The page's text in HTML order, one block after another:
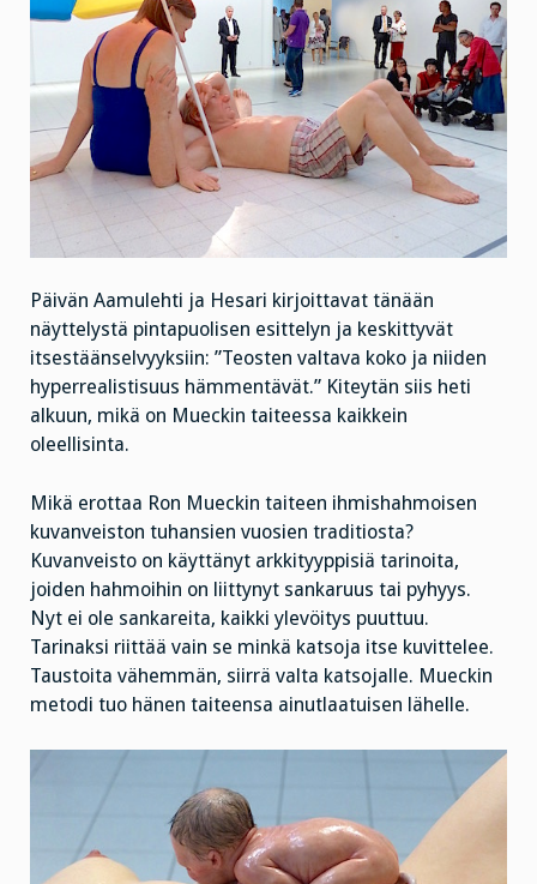
Päivän Aamulehti ja Hesari kirjoittavat tänään
näyttelystä pintapuolisen esittelyn ja keskittyvät
itsestäänselvyyksiin: ”Teosten valtava koko ja niiden
hyperrealistisuus hämmentävät.” Kiteytän siis heti
alkuun, mikä on Mueckin taiteessa kaikkein
oleellisinta.
Mikä erottaa Ron Mueckin taiteen ihmishahmoisen
kuvanveiston tuhansien vuosien traditiosta?
Kuvanveisto on käyttänyt arkkityyppisiä tarinoita,
joiden hahmoihin on liittynyt sankaruus tai pyhyys.
Nyt ei ole sankareita, kaikki ylevöitys puuttuu.
Tarinaksi riittää vain se minkä katsoja itse kuvittelee.
Taustoita vähemmän, siirrä valta katsojalle. Mueckin
metodi tuo hänen taiteensa ainutlaatuisen lähelle.